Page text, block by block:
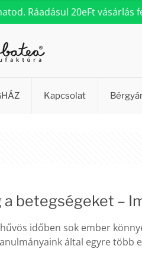
Ráadásul 20eFt vásárlás
Kapcsolat
a betegségeket –
időben sok ember
által egyre több